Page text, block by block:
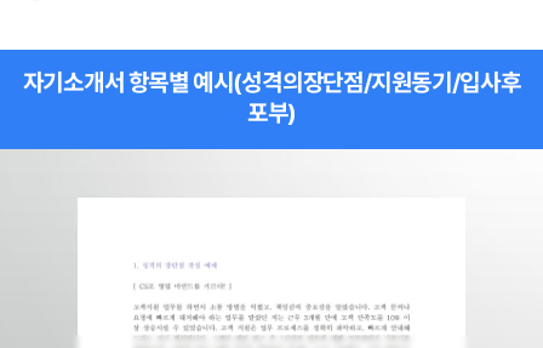
자기소개서 항목별 예시(성격의장단점/지원동기/입사후
포부)